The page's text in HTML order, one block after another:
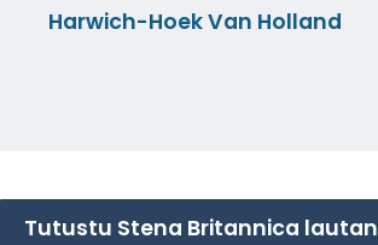
Harwich-Hoek Van Holland
Tutustu Stena Britannica lautan